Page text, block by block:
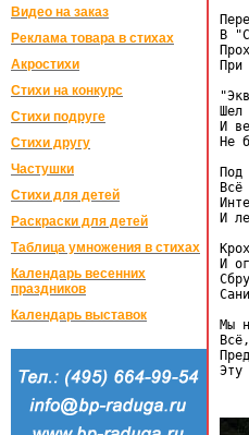
Видео на заказ
Реклама товара в стихах
Акростихи
Стихи на конкурс
Стихи подруге
Стихи другу
Частушки
Стихи для детей
Раскраски для детей
Таблица умножения в стихах
Календарь весенних
праздников
Календарь выставок
В
И
Не
Под
Всë
И
И
Мы